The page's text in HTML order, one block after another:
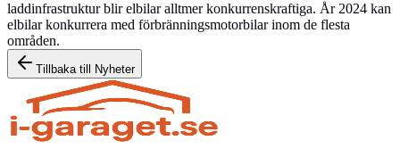
laddinfrastruktur blir elbilar alltmer konkurrenskraftiga. År 2024 kan
elbilar konkurrera med förbränningsmotorbilar inom de flesta
områden.
Tillbaka till Nyheter